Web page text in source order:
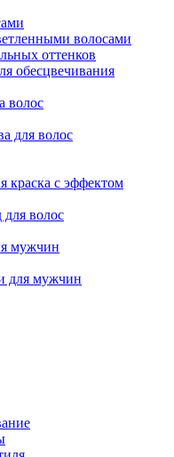
волосами
оттенков
обесцвечивания
волос
для волос
краска с эффектом
волос
мужчин
для мужчин